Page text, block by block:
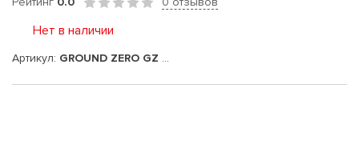
Нет в наличии
Артикул: GROUND ZERO GZ BASS KIT 12.300X+